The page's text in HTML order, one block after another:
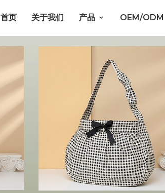
首页 关于我们 产品 OEM/ODM